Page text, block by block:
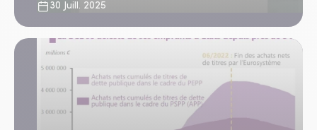
30 Juill. 2025